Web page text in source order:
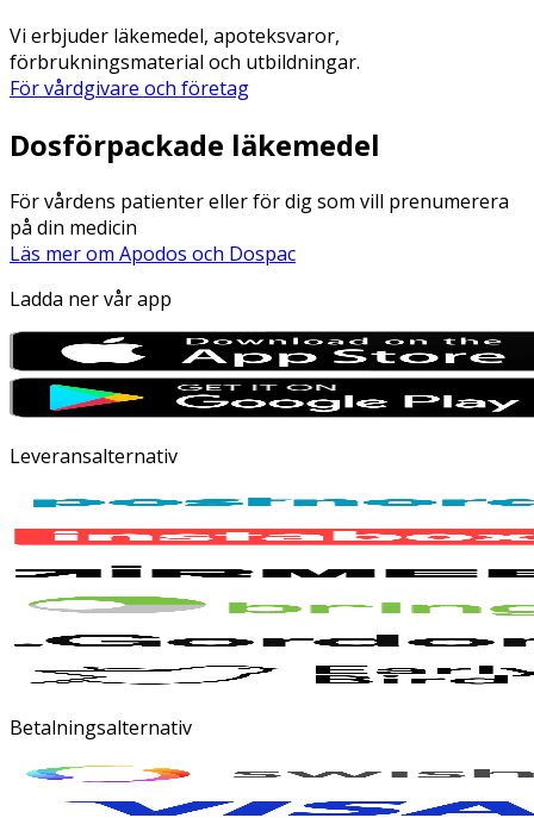
Vi erbjuder läkemedel, apoteksvaror,
förbrukningsmaterial och utbildningar.
För vårdgivare och företag
Dosförpackade läkemedel
För vårdens patienter eller för dig som vill prenumerera
på din medicin
Läs mer om Apodos och Dospac
Ladda ner vår app
Leveransalternativ
Betalningsalternativ